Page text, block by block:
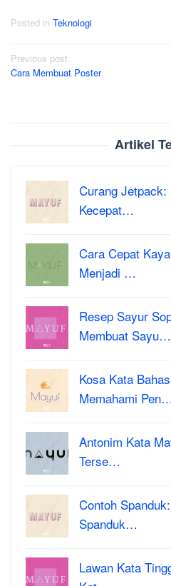
Posted in Teknologi
Post
navigation
Previous post
Cara Membuat Poster
Artikel
Curang
Kecepat…
Cara Cepat
Menjadi …
Resep Sayur
Membuat Sayu…
Kosa Kata
Memahami Pen…
Antonim Kata
Terse…
Contoh
Spanduk…
Lawan Kata